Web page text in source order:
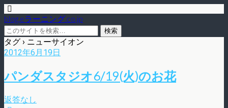
blog.eラーニング.co.jp
タグ › ニューサイオン
2012年6月19日
パンダスタジオ6/19(火)のお花
返答なし